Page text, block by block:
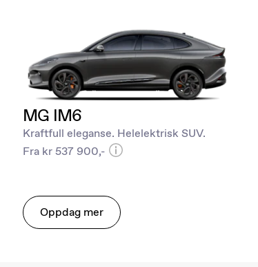
MG IM6
Kraftfull eleganse. Helelektrisk SUV.
Fra kr 537 900,-
Oppdag mer